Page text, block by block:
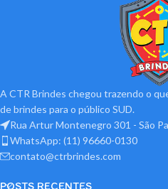
A CTR Brindes chegou trazendo o
de brindes para o público SUD.
Rua Artur Montenegro 301 - São
WhatsApp: (11) 96660-0130
contato@ctrbrindes.com
POSTS RECENTES